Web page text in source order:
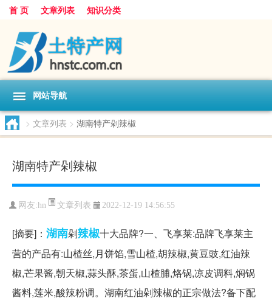
首 页 文章列表 知识分类
网站导航
> 文章列表 > 湖南特产剁辣椒
湖南特产剁辣椒
网友:hn 文章列表 2022-12-19 14:56:55
[摘要]： 湖南剁辣椒十大品牌?一、飞享莱:品牌飞享莱主
营的产品有:山楂丝,月饼馅,雪山楂,胡辣椒,黄豆豉,红油辣
椒,芒果酱,朝天椒,蒜头酥,茶蛋,山楂脯,烙锅,凉皮调料,焖锅
酱料,莲米,酸辣粉调。湖南红油剁辣椒的正宗做法?备下配